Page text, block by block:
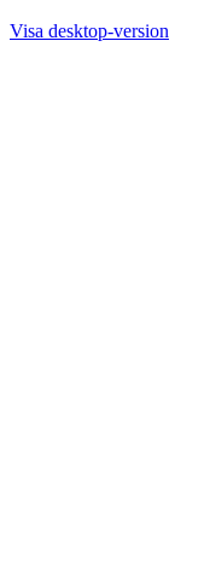
Visa desktop-version